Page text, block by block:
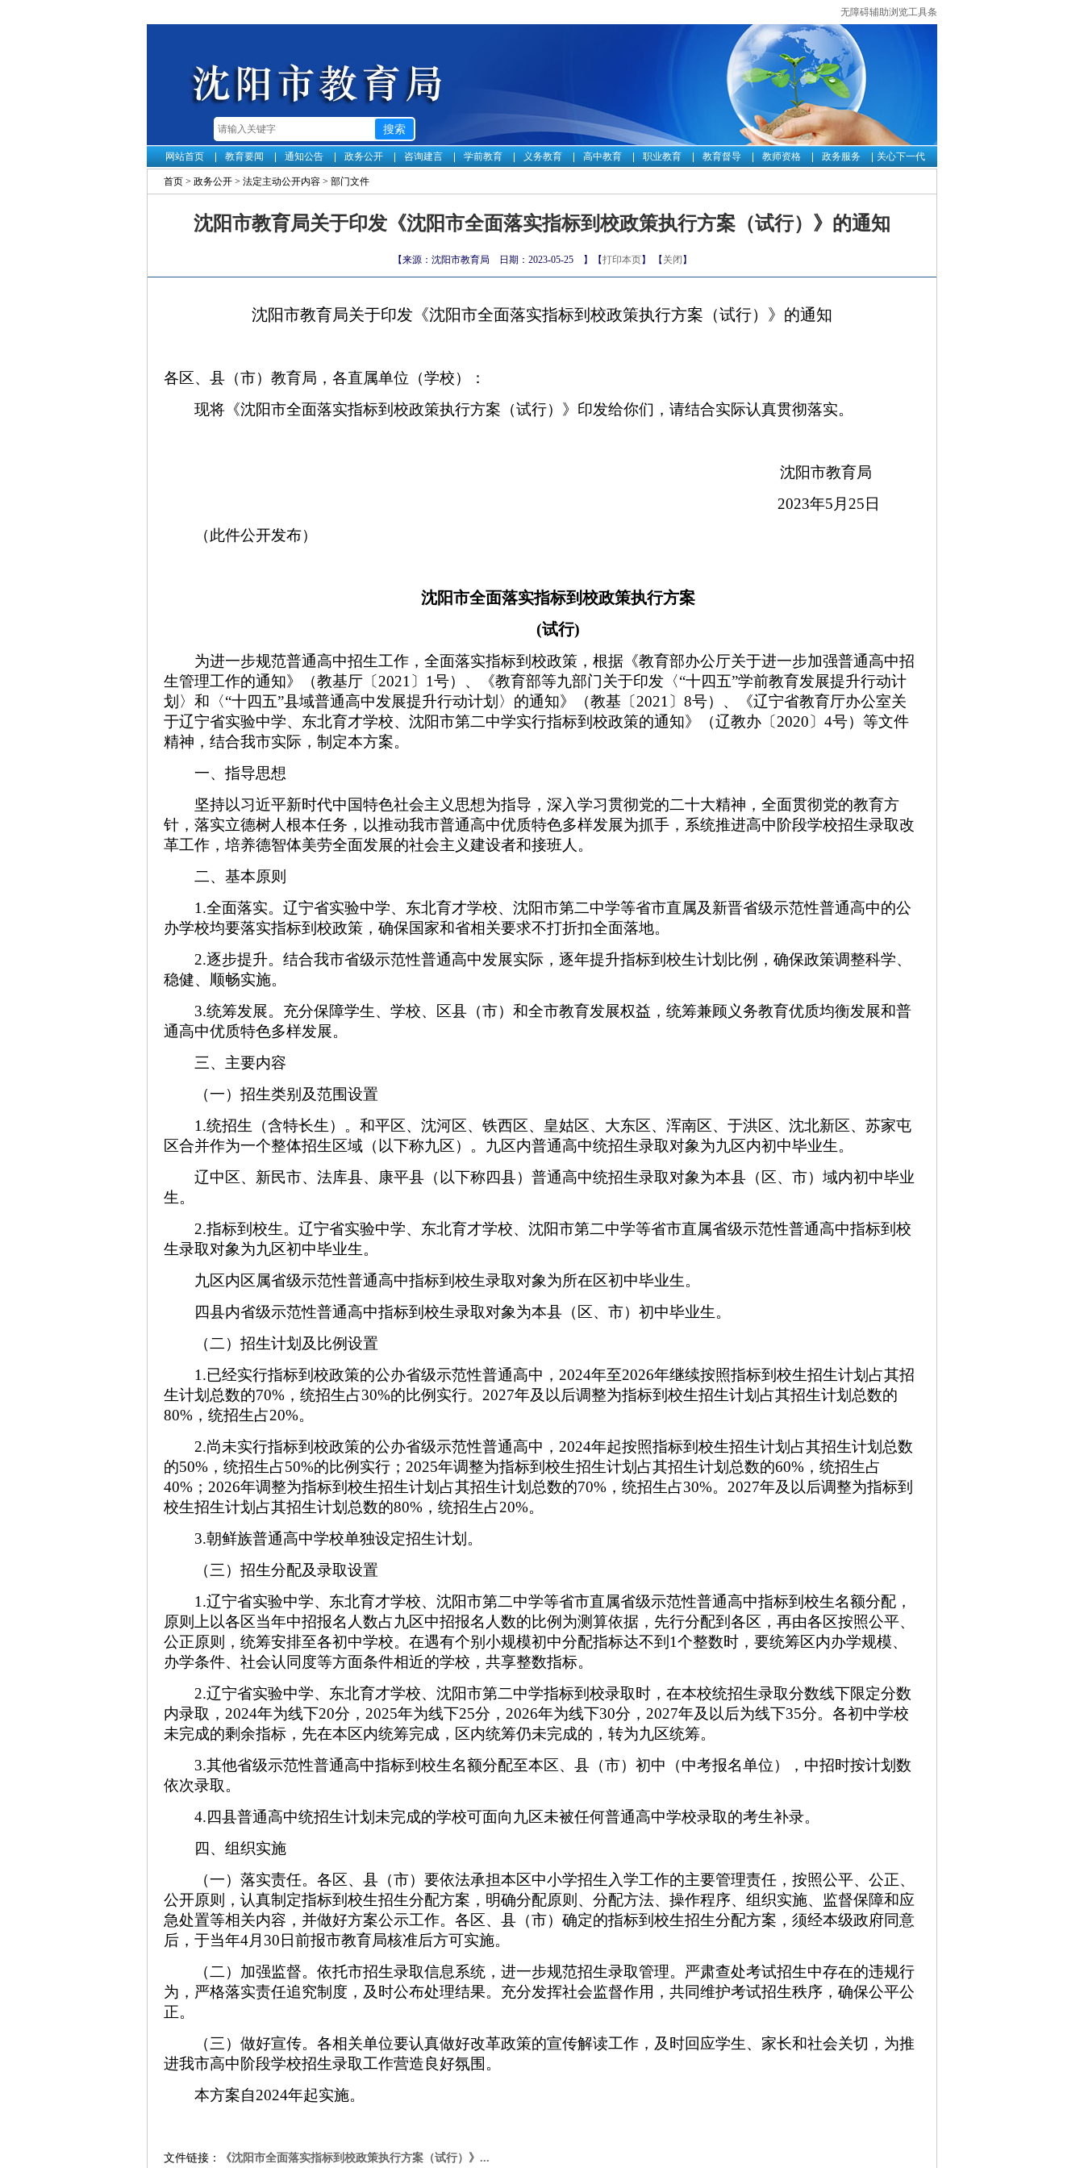
无障碍辅助浏览工具条
网站首页 教育要闻 通知公告 政务公开 咨询建言 学前教育 义务教育 高中教育 职业教育 教育督导 教师资格 政务服务 关心下一代
首页 > 政务公开 > 法定主动公开内容 > 部门文件
沈阳市教育局关于印发《沈阳市全面落实指标到校政策执行方案（试行）》的通知
【来源：沈阳市教育局 日期：2023-05-25 】【打印本页】 【 关闭 】
沈阳市教育局关于印发《沈阳市全面落实指标到校政策执行方案（试行）》的通知
各区、县（市）教育局，各直属单位（学校）：
现将《沈阳市全面落实指标到校政策执行方案（试行）》印发给你们，请结合实际认真贯彻落实。
沈阳市教育局
2023年5月25日
（此件公开发布）
沈阳市全面落实指标到校政策执行方案
(试行)
为进一步规范普通高中招生工作，全面落实指标到校政策，根据《教育部办公厅关于进一步加强普通高中招
生管理工作的通知》（教基厅〔2021〕1号）、《教育部等九部门关于印发〈“十四五”学前教育发展提升行动计
划〉和〈“十四五”县域普通高中发展提升行动计划〉的通知》（教基〔2021〕8号）、《辽宁省教育厅办公室关
于辽宁省实验中学、东北育才学校、沈阳市第二中学实行指标到校政策的通知》（辽教办〔2020〕4号）等文件
精神，结合我市实际，制定本方案。
一、指导思想
坚持以习近平新时代中国特色社会主义思想为指导，深入学习贯彻党的二十大精神，全面贯彻党的教育方
针，落实立德树人根本任务，以推动我市普通高中优质特色多样发展为抓手，系统推进高中阶段学校招生录取改
革工作，培养德智体美劳全面发展的社会主义建设者和接班人。
二、基本原则
1.全面落实。辽宁省实验中学、东北育才学校、沈阳市第二中学等省市直属及新晋省级示范性普通高中的公
办学校均要落实指标到校政策，确保国家和省相关要求不打折扣全面落地。
2.逐步提升。结合我市省级示范性普通高中发展实际，逐年提升指标到校生计划比例，确保政策调整科学、
稳健、顺畅实施。
3.统筹发展。充分保障学生、学校、区县（市）和全市教育发展权益，统筹兼顾义务教育优质均衡发展和普
通高中优质特色多样发展。
三、主要内容
（一）招生类别及范围设置
1.统招生（含特长生）。和平区、沈河区、铁西区、皇姑区、大东区、浑南区、于洪区、沈北新区、苏家屯
区合并作为一个整体招生区域（以下称九区）。九区内普通高中统招生录取对象为九区内初中毕业生。
辽中区、新民市、法库县、康平县（以下称四县）普通高中统招生录取对象为本县（区、市）域内初中毕业
生。
2.指标到校生。辽宁省实验中学、东北育才学校、沈阳市第二中学等省市直属省级示范性普通高中指标到校
生录取对象为九区初中毕业生。
九区内区属省级示范性普通高中指标到校生录取对象为所在区初中毕业生。
四县内省级示范性普通高中指标到校生录取对象为本县（区、市）初中毕业生。
（二）招生计划及比例设置
1.已经实行指标到校政策的公办省级示范性普通高中，2024年至2026年继续按照指标到校生招生计划占其招
生计划总数的70%，统招生占30%的比例实行。2027年及以后调整为指标到校生招生计划占其招生计划总数的
80%，统招生占20%。
2.尚未实行指标到校政策的公办省级示范性普通高中，2024年起按照指标到校生招生计划占其招生计划总数
的50%，统招生占50%的比例实行；2025年调整为指标到校生招生计划占其招生计划总数的60%，统招生占
40%；2026年调整为指标到校生招生计划占其招生计划总数的70%，统招生占30%。2027年及以后调整为指标到
校生招生计划占其招生计划总数的80%，统招生占20%。
3.朝鲜族普通高中学校单独设定招生计划。
（三）招生分配及录取设置
1.辽宁省实验中学、东北育才学校、沈阳市第二中学等省市直属省级示范性普通高中指标到校生名额分配，
原则上以各区当年中招报名人数占九区中招报名人数的比例为测算依据，先行分配到各区，再由各区按照公平、
公正原则，统筹安排至各初中学校。在遇有个别小规模初中分配指标达不到1个整数时，要统筹区内办学规模、
办学条件、社会认同度等方面条件相近的学校，共享整数指标。
2.辽宁省实验中学、东北育才学校、沈阳市第二中学指标到校录取时，在本校统招生录取分数线下限定分数
内录取，2024年为线下20分，2025年为线下25分，2026年为线下30分，2027年及以后为线下35分。各初中学校
未完成的剩余指标，先在本区内统筹完成，区内统筹仍未完成的，转为九区统筹。
3.其他省级示范性普通高中指标到校生名额分配至本区、县（市）初中（中考报名单位），中招时按计划数
依次录取。
4.四县普通高中统招生计划未完成的学校可面向九区未被任何普通高中学校录取的考生补录。
四、组织实施
（一）落实责任。各区、县（市）要依法承担本区中小学招生入学工作的主要管理责任，按照公平、公正、
公开原则，认真制定指标到校生招生分配方案，明确分配原则、分配方法、操作程序、组织实施、监督保障和应
急处置等相关内容，并做好方案公示工作。各区、县（市）确定的指标到校生招生分配方案，须经本级政府同意
后，于当年4月30日前报市教育局核准后方可实施。
（二）加强监督。依托市招生录取信息系统，进一步规范招生录取管理。严肃查处考试招生中存在的违规行
为，严格落实责任追究制度，及时公布处理结果。充分发挥社会监督作用，共同维护考试招生秩序，确保公平公
正。
（三）做好宣传。各相关单位要认真做好改革政策的宣传解读工作，及时回应学生、家长和社会关切，为推
进我市高中阶段学校招生录取工作营造良好氛围。
本方案自2024年起实施。
文件链接： 《沈阳市全面落实指标到校政策执行方案（试行）》...